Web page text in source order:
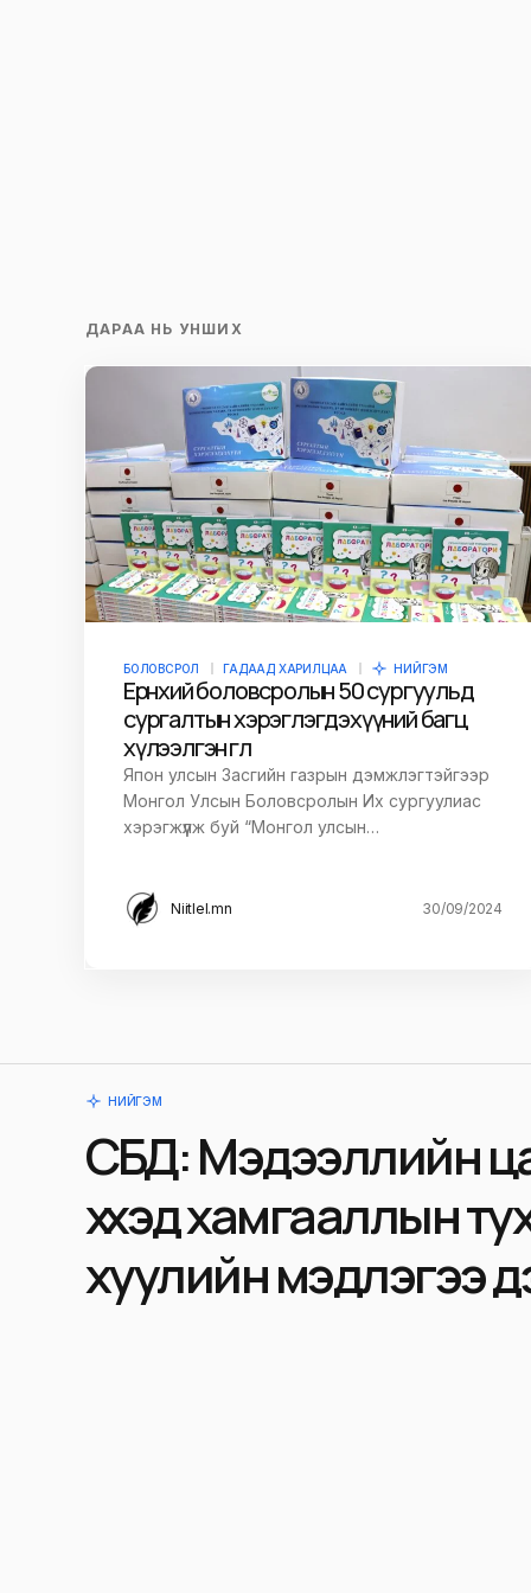
ДАРАА НЬ УНШИХ
БОЛОВСРОЛ ГАДААД ХАРИЛЦАА НИЙГЭМ
Ерөнхий боловсролын 50 сургуульд
сургалтын хэрэглэгдэхүүний багц
хүлээлгэн өглөө
Япон улсын Засгийн газрын дэмжлэгтэйгээр
Монгол Улсын Боловсролын Их сургуулиас
хэрэгжүүлж буй “Монгол улсын…
Niitlel.mn 30/09/2024
НИЙГЭМ
СБД: Мэдээллийн
хүүхэд хамгааллын
хуулийн мэдлэгээ